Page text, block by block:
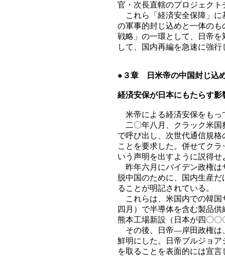
官・次長直轄のプロジェク
これら「経済安全保障」に
の軍事的封じ込めと一体の
戦略」の一環として、日帝
して、国内再編を急速に強
●３章 日米帝の中国封じ込
経済安保が日本にもたらす影
米帝による経済安保をもっ
二〇年八月、クラック米国
で呼び出し、次世代通信規
ことを要求した。併せてク
いう声明を出すように説得
昨年六月にバイデン政権は
脱中国のために、国内生産
ることが明記されている。
これらは、米国内での韓国
四月）で半導体を含む製品
熊本工場新設（日本が四〇
その後、日帝―岸田政権は
鮮明にした。日帝ブルジョ
を取ることを表面的には宣言